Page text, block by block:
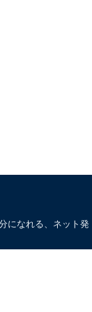
なれる、ネット発